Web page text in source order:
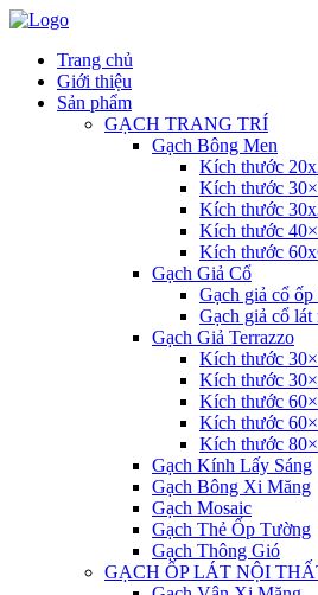
Trang chủ
Giới thiệu
Sản phẩm
GẠCH TRANG TRÍ
Gạch Bông Men
Kích thước
Kích thước
Kích thước
Kích thước
Kích thước
Gạch Giả Cổ
Gạch giả cổ
Gạch giả cổ lát
Gạch Giả Terrazzo
Kích thước
Kích thước
Kích thước
Kích thước
Kích thước
Gạch Kính Lấy Sáng
Gạch Bông Xi Măng
Gạch Mosaic
Gạch Thẻ Ốp Tường
Gạch Thông Gió
GẠCH ỐP LÁT NỘI